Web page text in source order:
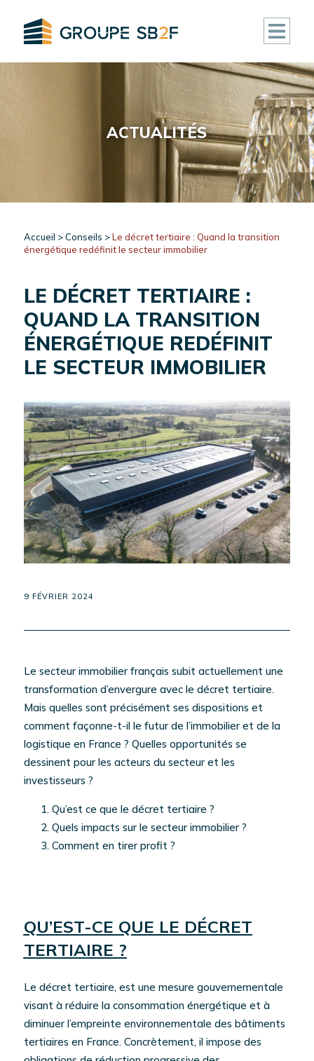
ACTUALITÉS
CONTACT
PLUS
TOUT SAVOIR SUR
L'INVESTISSEMENT
EN IMMOBILIER
D'ENTREPRISE
ACTUALITÉS
Accueil >Conseils >Le décret tertiaire : Quand la transition
énergétique redéfinit le secteur immobilier
LE DÉCRET TERTIAIRE :
QUAND LA TRANSITION
ÉNERGÉTIQUE REDÉFINIT
LE SECTEUR IMMOBILIER
9 FÉVRIER 2024
Le secteur immobilier français subit actuellement une
transformation d’envergure avec le décret tertiaire.
Mais quelles sont précisément ses dispositions et
comment façonne-t-il le futur de l’immobilier et de la
logistique en France ? Quelles opportunités se
dessinent pour les acteurs du secteur et les
investisseurs ?
Qu’est ce que le décret tertiaire ?
Quels impacts sur le secteur immobilier ?
Comment en tirer profit ?
QU’EST-CE QUE LE DÉCRET
TERTIAIRE ?
Le décret tertiaire, est une mesure gouvernementale
visant à réduire la consommation énergétique et à
diminuer l’empreinte environnementale des bâtiments
tertiaires en France. Concrètement, il impose des